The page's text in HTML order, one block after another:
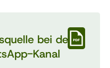
bei der
Kanal